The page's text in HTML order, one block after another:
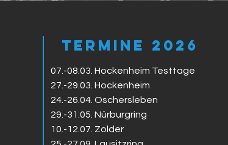
Termine 2026
07.-08.03. Hockenheim Testtage
27.-29.03. Hockenheim
24.-26.04. Oschersleben
29.-31.05. Nürburgring
10.-12.07. Zolder